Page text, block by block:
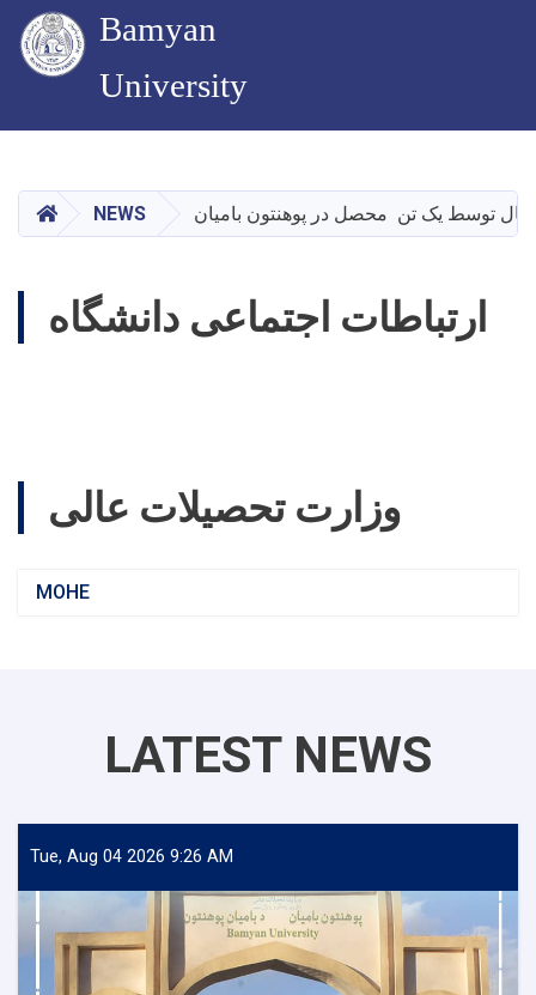
main
content
Bamyan
University
HOMENEWS
ارتباطات اجتماعی دانشگاه
وزارت تحصیلات عالی
MOHE
LATEST NEWS
Tue, Aug 04 2026 9:26 AM